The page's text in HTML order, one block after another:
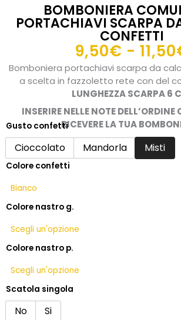
BOMBONIERA
PORTACHIAVI SCARPA
CONFETTI
9,50€ - 11,50
Bomboniera portachiavi scarpa da
a scelta in fazzoletto rete con del
LUNGHEZZA SCARPA 6
INSERIRE NELLE NOTE
RICEVERE LA TUA
Gusto confetti
Cioccolato Mandorla Misti
Colore confetti
Colore nastro g.
Colore nastro p.
Scatola singola
No Si
Bomboniera
comunione
portachiavi
scarpa
calcio
e
quantità